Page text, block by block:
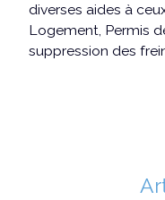
diverses aides à
Logement, Permis
suppression des